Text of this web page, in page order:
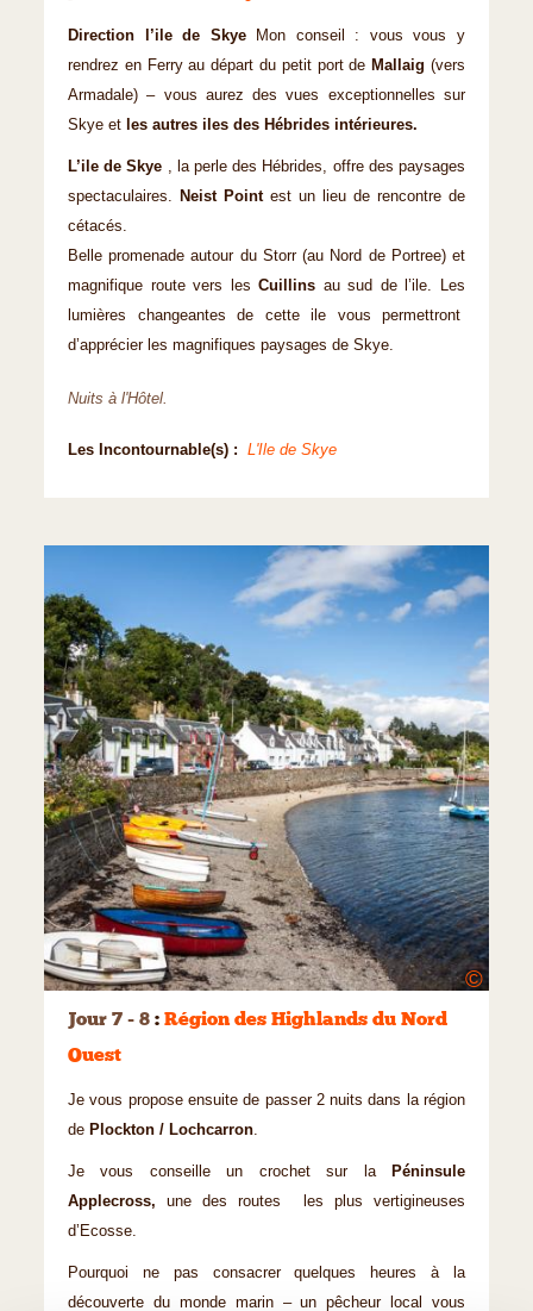
Direction l’ile de Skye
Mon conseil : vous vous y
rendrez en Ferry au départ du petit port de Mallaig (vers
Armadale) – vous aurez des vues exceptionnelles sur
Skye et les autres iles des Hébrides intérieures.
L’ile de Skye , la perle des Hébrides, offre des paysages
spectaculaires.
Neist Pointest un lieu de rencontre de
cétacés.
Belle promenade autour du Storr (au Nord de Portree) et
magnifique route vers lesCuillins au sud de l’ile. Les
lumières changeantes de cette ile vous permettront
d’apprécier les magnifiques paysages de Skye.
Nuits à l'Hôtel.
Les Incontournable(s) : L'Ile de Skye
©
Jour 7 - 8 : Région des Highlands du Nord
Ouest
Je vous propose ensuite de passer 2 nuits dans la région
de Plockton / Lochcarron.
Je vous conseille un crochet sur la
Péninsule
Applecross, une des routes les plus vertigineuses
d’Ecosse.
Pourquoi ne pas consacrer quelques heures à la
découverte du monde marin – un pêcheur local vous